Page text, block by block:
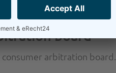
board
arbitration board.